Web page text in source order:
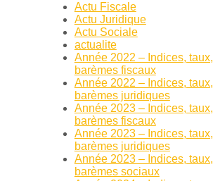
Actu Fiscale
Actu Juridique
Actu Sociale
actualite
Année 2022 – Indices, taux,
barèmes fiscaux
Année 2022 – Indices, taux,
barèmes juridiques
Année 2023 – Indices, taux,
barèmes fiscaux
Année 2023 – Indices, taux,
barèmes juridiques
Année 2023 – Indices, taux,
barèmes sociaux